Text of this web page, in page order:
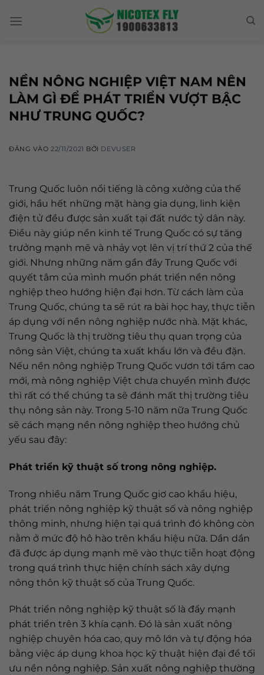
NỀN NÔNG NGHIỆP VIỆT NAM NÊN
LÀM GÌ ĐỂ PHÁT TRIỂN VƯỢT BẬC
NHƯ TRUNG QUỐC?
ĐĂNG VÀO22/11/2021 BỞI DEVUSER
Trung Quốc luôn nổi tiếng là công xưởng của thế
giới, hầu hết những mặt hàng gia dụng, linh kiện
điện tử đều được sản xuất tại đất nước tỷ dân này.
Điều này giúp nền kinh tế Trung Quốc có sự tăng
trưởng mạnh mẽ và nhảy vọt lên vị trí thứ 2 của thế
giới. Nhưng những năm gần đây Trung Quốc với
quyết tâm của mình muốn phát triển nền nông
nghiệp theo hướng hiện đại hơn. Từ cách làm của
Trung Quốc, chúng ta sẽ rút ra bài học hay, thực tiễn
áp dụng với nền nông nghiệp nước nhà. Mặt khác,
Trung Quốc là thị trường tiêu thụ quan trọng của
nông sản Việt, chúng ta xuất khẩu lớn và đều đặn.
Nếu nền nông nghiệp Trung Quốc vươn tới tầm cao
mới, mà nông nghiệp Việt chưa chuyển mình được
thì rất có thể chúng ta sẽ đánh mất thị trường tiêu
thụ nông sản này. Trong 5-10 năm nữa Trung Quốc
sẽ cách mạng nền nông nghiệp theo hướng chủ
yếu sau đây:
Phát triển kỹ thuật số trong nông nghiệp.
Trong nhiều năm Trung Quốc giơ cao khẩu hiệu,
phát triển nông nghiệp kỹ thuật số và nông nghiệp
thông minh, nhưng hiện tại quá trình đó không còn
nằm ở mức độ hô hào trên khẩu hiệu nữa. Dần dần
đã được áp dụng mạnh mẽ vào thực tiễn hoạt động
trong quá trình thực hiện chính sách xây dựng
nông thôn kỹ thuật số của Trung Quốc.
Phát triển nông nghiệp kỹ thuật số là đẩy mạnh
phát triển trên 3 khía cạnh. Đó là sản xuất nông
nghiệp chuyên hóa cao, quy mô lớn và tự động hóa
bằng việc áp dụng khoa học kỹ thuật hiện đại để tối
ưu nền nông nghiệp. Sản xuất nông nghiệp thường